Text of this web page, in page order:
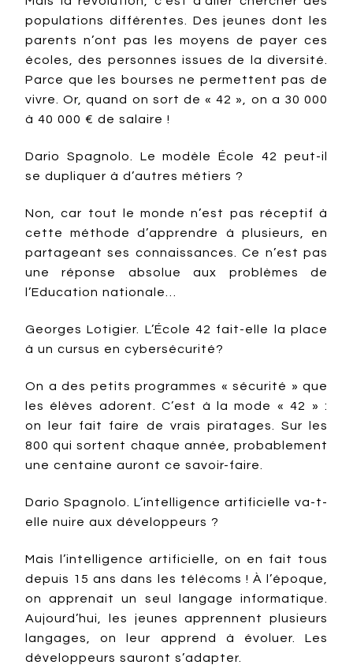
populations différentes. Des jeunes dont les
parents n’ont pas les moyens de payer ces
écoles, des personnes issues de la diversité.
Parce que les bourses ne permettent pas de
vivre. Or, quand on sort de « 42 », on a 30 000
à 40 000 € de salaire !
Dario Spagnolo. Le modèle École 42 peut-il
se dupliquer à d’autres métiers ?
Non, car tout le monde n’est pas réceptif à
cette méthode d’apprendre à plusieurs, en
partageant ses connaissances. Ce n’est pas
une réponse absolue aux problèmes de
l’Education nationale…
Georges Lotigier. L’École 42 fait-elle la place
à un cursus en cybersécurité?
On a des petits programmes « sécurité » que
les élèves adorent. C’est à la mode « 42 » :
on leur fait faire de vrais piratages. Sur les
800 qui sortent chaque année, probablement
une centaine auront ce savoir-faire.
Dario Spagnolo. L’intelligence artificielle va-t-
elle nuire aux développeurs ?
Mais l’intelligence artificielle, on en fait tous
depuis 15 ans dans les télécoms ! À l’époque,
on apprenait un seul langage informatique.
Aujourd’hui, les jeunes apprennent plusieurs
langages, on leur apprend à évoluer. Les
développeurs sauront s’adapter.